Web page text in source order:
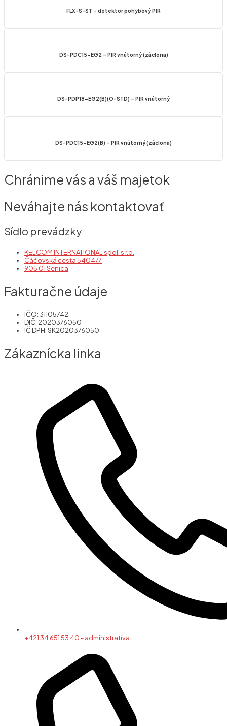
FLX-S-ST – detektor pohybový PIR
DS-PDC15-EG2 – PIR vnútorný (záclona)
DS-PDP18-EG2(B)(O-STD) – PIR vnútorný
DS-PDC15-EG2(B) – PIR vnútorný (záclona)
Chránime vás a váš majetok
Neváhajte nás kontaktovať
Sídlo prevádzky
KELCOM INTERNATIONAL spol. s r.o.
Čáčovská cesta 5404/7
905 01 Senica
Fakturačne údaje
IČO: 31105742
DIČ: 2020376050
IČ DPH: SK2020376050
Zákaznícka linka
+421 34 651 53 40 - administratíva